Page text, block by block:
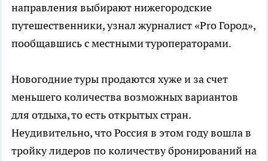
направления выбирают нижегородские
путешественники, узнал журналист «Pro Город»,
пообщавшись с местными туроператорами.
Новогодние туры продаются хуже и за счет
меньшего количества возможных вариантов
для отдыха, то есть открытых стран.
Неудивительно, что Россия в этом году вошла в
тройку лидеров по количеству бронирований на